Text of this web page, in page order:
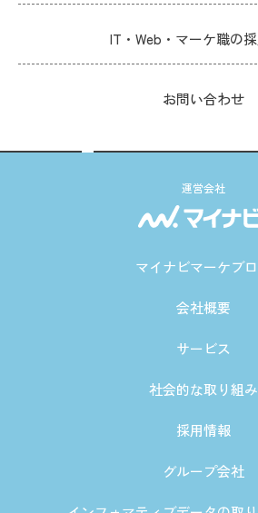
IT・Web・マーケ職の
お問い合わせ
運営会社
マイナビマーケブ
会社概要
サービス
社会的な取り組み
採用情報
グループ会社